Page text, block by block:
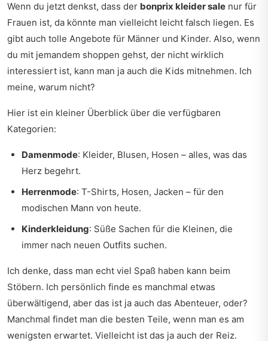
Wenn du jetzt denkst, dass der bonprix kleider sale nur für
Frauen ist, da könnte man vielleicht leicht falsch liegen. Es
gibt auch tolle Angebote für Männer und Kinder. Also, wenn
du mit jemandem shoppen gehst, der nicht wirklich
interessiert ist, kann man ja auch die Kids mitnehmen. Ich
meine, warum nicht?
Hier ist ein kleiner Überblick über die verfügbaren
Kategorien:
Damenmode: Kleider, Blusen, Hosen – alles, was das
Herz begehrt.
Herrenmode: T-Shirts, Hosen, Jacken – für den
modischen Mann von heute.
Kinderkleidung: Süße Sachen für die Kleinen, die
immer nach neuen Outfits suchen.
Ich denke, dass man echt viel Spaß haben kann beim
Stöbern. Ich persönlich finde es manchmal etwas
überwältigend, aber das ist ja auch das Abenteuer, oder?
Manchmal findet man die besten Teile, wenn man es am
wenigsten erwartet. Vielleicht ist das ja auch der Reiz.